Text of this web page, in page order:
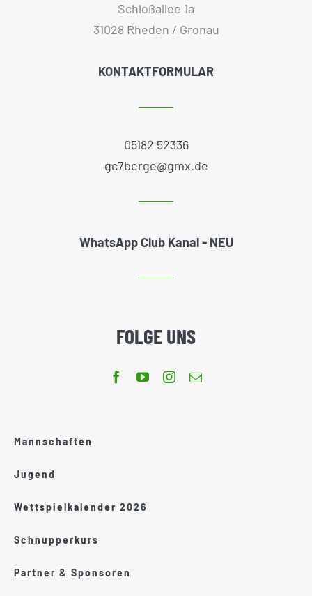
Schloßallee 1a
31028 Rheden / Gronau
KONTAKTFORMULAR
05182 52336
gc7berge@gmx.de
WhatsApp Club Kanal - NEU
FOLGE UNS
Mannschaften
Jugend
Wettspielkalender 2026
Schnupperkurs
Partner & Sponsoren